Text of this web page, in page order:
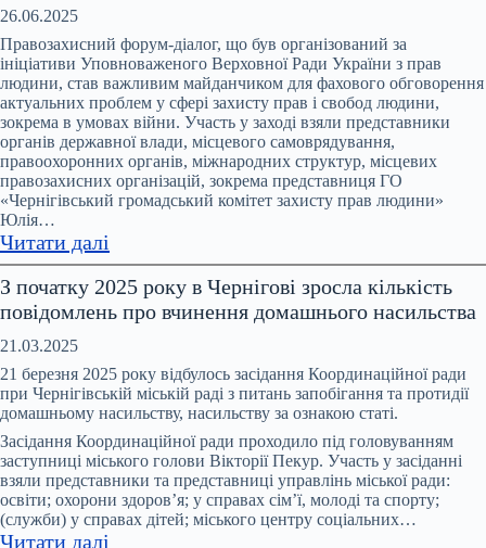
з
питань
запобігання
та
протидії
домашньому
насильству
та
торгівлі
людьми
при
26.06.2025
Правозахисний форум-діалог, що був організований за
ініціативи Уповноваженого Верховної Ради України з прав
людини, став важливим майданчиком для фахового обговорення
актуальних проблем у сфері захисту прав і свобод людини,
зокрема в умовах війни. Участь у заході взяли представники
органів державної влади, місцевого самоврядування,
правоохоронних органів, міжнародних структур, місцевих
правозахисних організацій, зокрема представниця ГО
«Чернігівський громадський комітет захисту прав людини»
Юлія…
Читати далі
В
Чернігові
відбувся
«На
захисті
прав
людини:
стан,
дії,
виклики.
З початку 2025 року в Чернігові зросла кількість
повідомлень про вчинення домашнього насильства
21.03.2025
21 березня 2025 року відбулось засідання Координаційної ради
при Чернігівській міській раді з питань запобігання та протидії
домашньому насильству, насильству за ознакою статі.
Засідання Координаційної ради проходило під головуванням
заступниці міського голови Вікторії Пекур. Участь у засіданні
взяли представники та представниці управлінь міської ради:
освіти; охорони здоров’я; у справах сім’ї, молоді та спорту;
(служби) у справах дітей; міського центру соціальних…
Читати далі